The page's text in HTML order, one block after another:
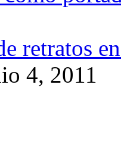
retratos
4, 2011